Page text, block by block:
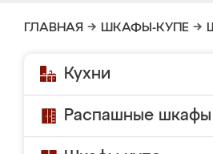
ГЛАВНАЯ → ШКАФЫ-КУПЕ →
Кухни
Распашные шкафы